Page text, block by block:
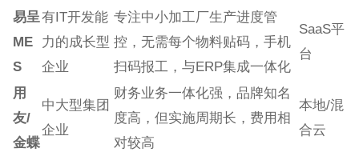
易呈
ME
S
有IT开发能
力的成长型
企业
专注中小加工厂生产进度管
控，无需每个物料贴码，手机
扫码报工，与ERP集成一体化
SaaS平
台
用
友/
金蝶
中大型集团
企业
财务业务一体化强，品牌知名
度高，但实施周期长，费用相
对较高
本地/混
合云